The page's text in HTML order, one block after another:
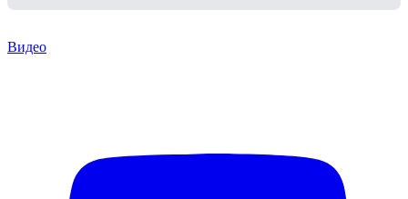
Видео